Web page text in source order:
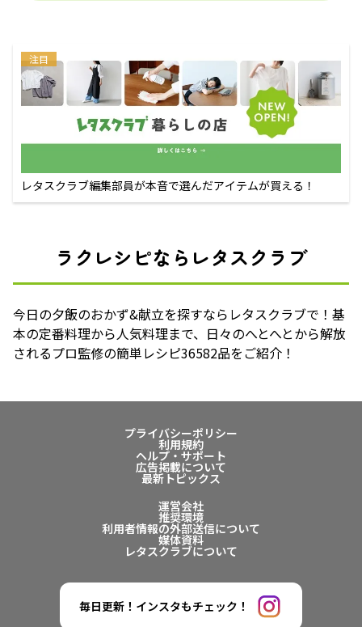
注目
レタスクラブ編集部員が本音で選んだアイテムが買える！
ラクレシピならレタスクラブ
今日の夕飯のおかず&献立を探すならレタスクラブで！基
本の定番料理から人気料理まで、日々のへとへとから解放
されるプロ監修の簡単レシピ36582品をご紹介！
プライバシーポリシー
利用規約
ヘルプ・サポート
広告掲載について
最新トピックス
運営会社
推奨環境
利用者情報の外部送信について
媒体資料
レタスクラブについて
毎日更新！インスタもチェック！